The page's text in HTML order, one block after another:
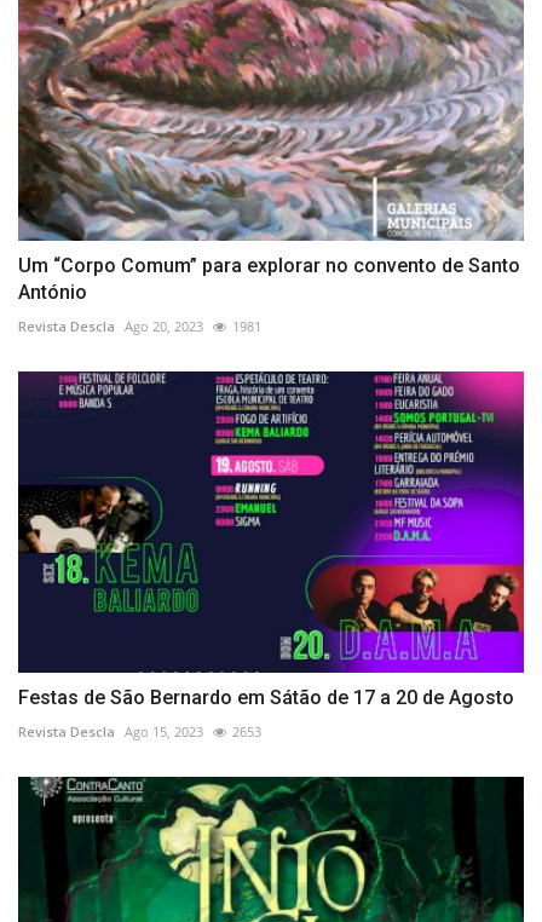
Um “Corpo Comum” para explorar no convento de Santo
António
Revista Descla Ago 20, 2023 1981
Festas de São Bernardo em Sátão de 17 a 20 de Agosto
Revista Descla Ago 15, 2023 2653